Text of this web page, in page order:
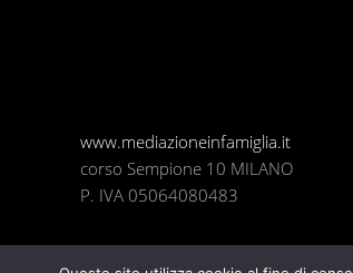
www.mediazioneinfamiglia.it
corso Sempione 10 MILANO
P. IVA 05064080483